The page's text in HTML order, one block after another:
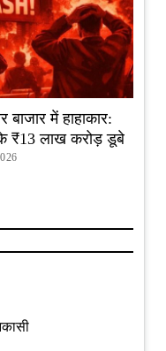
में हाहाकार:
₹13 लाख करोड़ डूबे